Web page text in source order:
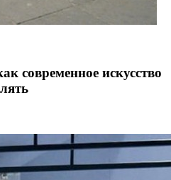
современное искусство